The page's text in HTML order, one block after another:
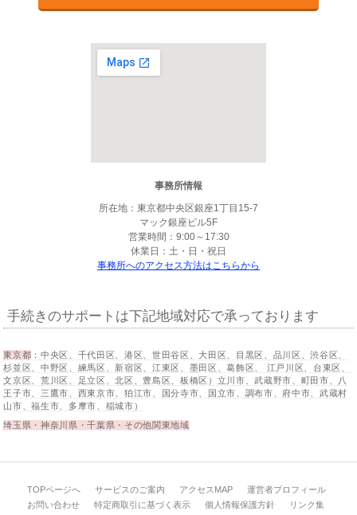
事務所情報
所在地：東京都中央区銀座1丁目15-7
マック銀座ビル5F
営業時間：9:00～17:30
休業日：土・日・祝日
事務所へのアクセス方法はこちらから
手続きのサポートは下記地域対応で承っております
東京都 ：中央区、千代田区、港区、世田谷区、大田区、目黒区、品川区、渋谷区、
杉並区、中野区、練馬区、新宿区、江東区、墨田区、葛飾区、 江戸川区、台東区、
文京区、荒川区、足立区、北区、豊島区、板橋区）立川市、武蔵野市、町田市、八
王子市、三鷹市、西東京市、狛江市、国分寺市、国立市、調布市、府中市、武蔵村
山市、福生市、多摩市、稲城市）
埼玉県・神奈川県・千葉県・その他関東地域
TOPページへ サービスのご案内 アクセスMAP
運営者プロフィール
お問い合わせ
特定商取引に基づく表示 個人情報保護方針
リンク集